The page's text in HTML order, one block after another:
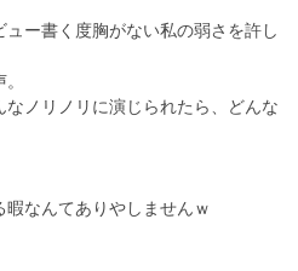
ー書く度胸がない私の弱さを許し
ノリノリに演じられたら、どんな
なんてありやしませんｗ